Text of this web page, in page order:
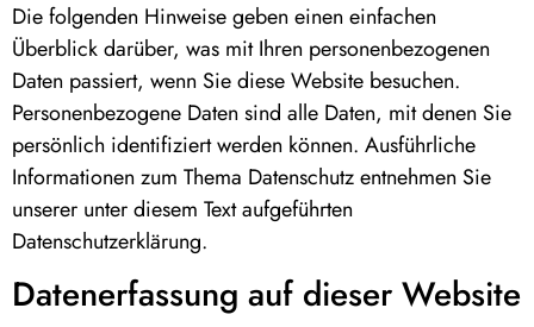
Die folgenden Hinweise geben einen einfachen
Überblick darüber, was mit Ihren personenbezogenen
Daten passiert, wenn Sie diese Website besuchen.
Personenbezogene Daten sind alle Daten, mit denen Sie
persönlich identifiziert werden können. Ausführliche
Informationen zum Thema Datenschutz entnehmen Sie
unserer unter diesem Text aufgeführten
Datenschutzerklärung.
Datenerfassung auf dieser Website